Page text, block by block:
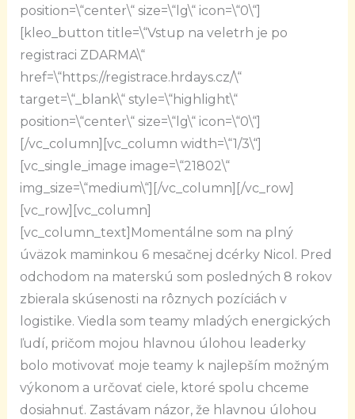
position=\“center\“ size=\“lg\“ icon=\“0\“]
[kleo_button title=\“Vstup na veletrh je po
registraci ZDARMA\“
href=\“https://registrace.hrdays.cz/\“
target=\“_blank\“ style=\“highlight\“
position=\“center\“ size=\“lg\“ icon=\“0\“]
[/vc_column][vc_column width=\“1/3\“]
[vc_single_image image=\“21802\“
img_size=\“medium\“][/vc_column][/vc_row]
[vc_row][vc_column]
[vc_column_text]Momentálne som na plný
úväzok maminkou 6 mesačnej dcérky Nicol. Pred
odchodom na materskú som posledných 8 rokov
zbierala skúsenosti na rôznych pozíciách v
logistike. Viedla som teamy mladých energických
ľudí, pričom mojou hlavnou úlohou leaderky
bolo motivovať moje teamy k najlepším možným
výkonom a určovať ciele, ktoré spolu chceme
dosiahnuť. Zastávam názor, že hlavnou úlohou